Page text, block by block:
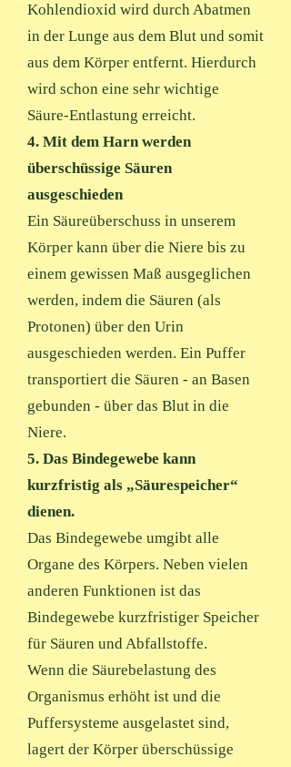
Kohlendioxid wird durch Abatmen
in der Lunge aus dem Blut und somit
aus dem Körper entfernt. Hierdurch
wird schon eine sehr wichtige
Säure-Entlastung erreicht.
4. Mit dem Harn werden
überschüssige Säuren
ausgeschieden
Ein Säureüberschuss in unserem
Körper kann über die Niere bis zu
einem gewissen Maß ausgeglichen
werden, indem die Säuren (als
Protonen) über den Urin
ausgeschieden werden. Ein Puffer
transportiert die Säuren - an Basen
gebunden - über das Blut in die
Niere.
5. Das Bindegewebe kann
kurzfristig als „Säurespeicher“
dienen.
Das Bindegewebe umgibt alle
Organe des Körpers. Neben vielen
anderen Funktionen ist das
Bindegewebe kurzfristiger Speicher
für Säuren und Abfallstoffe.
Wenn die Säurebelastung des
Organismus erhöht ist und die
Puffersysteme ausgelastet sind,
lagert der Körper überschüssige